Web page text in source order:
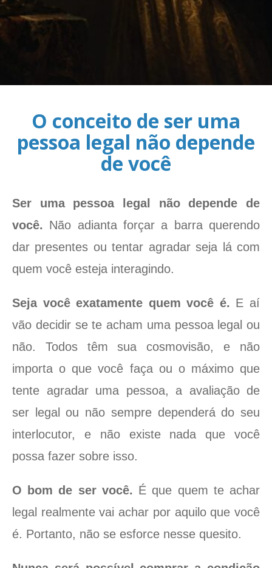
O conceito de ser uma
pessoa legal não depende
de você
Ser uma pessoa legal não depende de
você. Não adianta forçar a barra querendo
dar presentes ou tentar agradar seja lá com
quem você esteja interagindo.
Seja você exatamente quem você é. E aí
vão decidir se te acham uma pessoa legal ou
não. Todos têm sua cosmovisão, e não
importa o que você faça ou o máximo que
tente agradar uma pessoa, a avaliação de
ser legal ou não sempre dependerá do seu
interlocutor, e não existe nada que você
possa fazer sobre isso.
O bom de ser você. É que quem te achar
legal realmente vai achar por aquilo que você
é. Portanto, não se esforce nesse quesito.